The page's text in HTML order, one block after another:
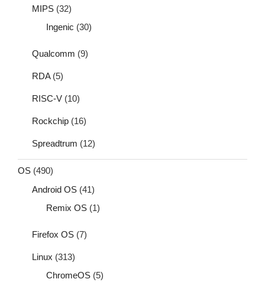
MIPS (32)
Ingenic (30)
Qualcomm (9)
RDA(5)
RISC-V (10)
Rockchip (16)
Spreadtrum (12)
OS (490)
Android OS (41)
Remix OS (1)
Firefox OS (7)
Linux (313)
ChromeOS (5)